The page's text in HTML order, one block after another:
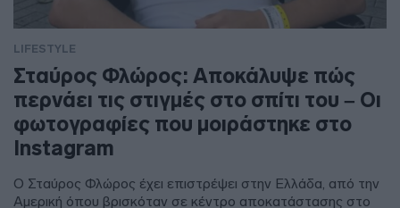
LIFESTYLE
Σταύρος Φλώρος: Αποκάλυψε πώς
περνάει τις στιγμές στο σπίτι του – Οι
φωτογραφίες που μοιράστηκε στο
Instagram
Ο Σταύρος Φλώρος έχει επιστρέψει στην Ελλάδα, από την
Αμερική όπου βρισκόταν σε κέντρο αποκατάστασης στο